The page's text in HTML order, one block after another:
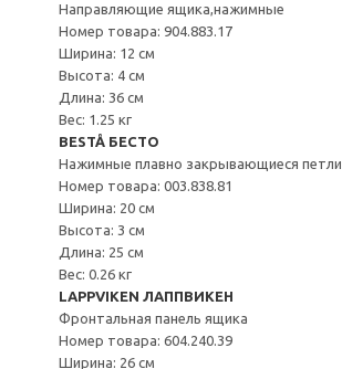
Направляющие ящика,нажимные
Номер товара: 904.883.17
Ширина: 12 см
Высота: 4 см
Длина: 36 см
Вес: 1.25 кг
BESTÅ БЕСТО
Нажимные плавно закрывающиеся петли
Номер товара: 003.838.81
Ширина: 20 см
Высота: 3 см
Длина: 25 см
Вес: 0.26 кг
LAPPVIKEN ЛАППВИКЕН
Фронтальная панель ящика
Номер товара: 604.240.39
Ширина: 26 см